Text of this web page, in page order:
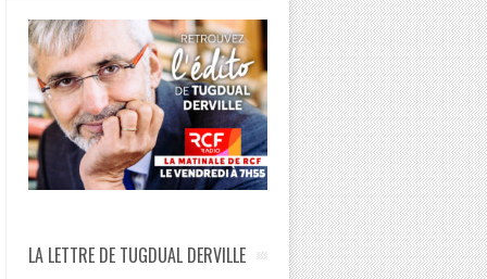
LA LETTRE DE TUGDUAL DERVILLE